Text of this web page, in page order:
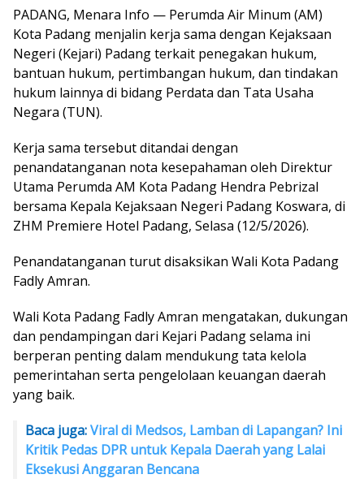
PADANG, Menara Info — Perumda Air Minum (AM)
Kota Padang menjalin kerja sama dengan Kejaksaan
Negeri (Kejari) Padang terkait penegakan hukum,
bantuan hukum, pertimbangan hukum, dan tindakan
hukum lainnya di bidang Perdata dan Tata Usaha
Negara (TUN).
Kerja sama tersebut ditandai dengan
penandatanganan nota kesepahaman oleh Direktur
Utama Perumda AM Kota Padang Hendra Pebrizal
bersama Kepala Kejaksaan Negeri Padang Koswara, di
ZHM Premiere Hotel Padang, Selasa (12/5/2026).
Penandatanganan turut disaksikan Wali Kota Padang
Fadly Amran.
Wali Kota Padang Fadly Amran mengatakan, dukungan
dan pendampingan dari Kejari Padang selama ini
berperan penting dalam mendukung tata kelola
pemerintahan serta pengelolaan keuangan daerah
yang baik.
Baca juga:Viral di Medsos, Lamban di Lapangan? Ini
Kritik Pedas DPR untuk Kepala Daerah yang Lalai
Eksekusi Anggaran Bencana